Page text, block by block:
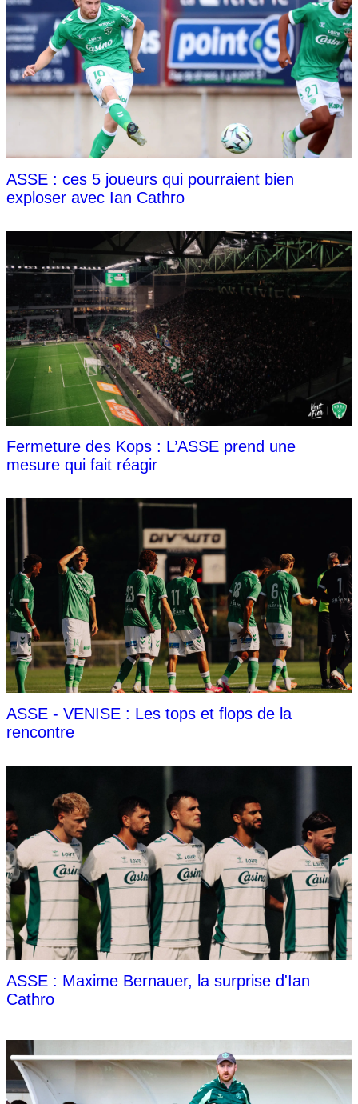
ASSE : ces 5 joueurs qui pourraient bien
exploser avec Ian Cathro
Fermeture des Kops : L’ASSE prend une
mesure qui fait réagir
ASSE - VENISE : Les tops et flops de la
rencontre
ASSE : Maxime Bernauer, la surprise d'Ian
Cathro